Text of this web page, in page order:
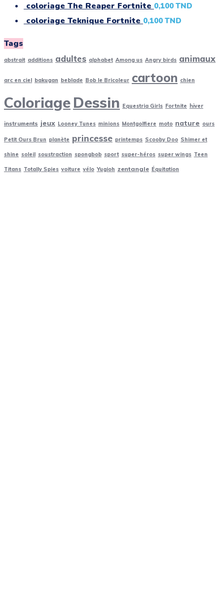
coloriage The Reaper Fortnite 0,100 TND
coloriage Teknique Fortnite 0,100 TND
Tags
abstrait additions adultes alphabet Among us Angry birds animaux
arc en ciel bakugan beblade Bob le Bricoleur cartoon chien
ColoriageDessin Equestria Girls Fortnite hiver
instruments jeux Looney Tunes minions Montgolfiere moto nature ours
Petit Ours Brun planète princesse printemps Scooby Doo Shimer et
shine soleil soustraction spongbob sport super-héros super wings Teen
Titans Totally Spies voiture vélo Yugioh zentangle Équitation